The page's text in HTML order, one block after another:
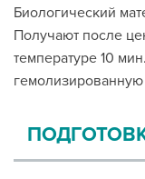
Биологический
Получают после
температуре 10
гемолизированную